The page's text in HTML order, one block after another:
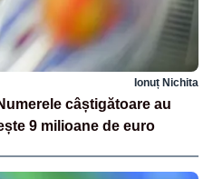
Ionuț Nichita
câștigătoare au
9 milioane de euro